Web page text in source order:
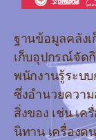
ฐานข้อมูลคลัง
เก็บอุปกรณ์จัด
พนักงานรู้ระบ
ซึ่งอำนวยควา
สิ่งของ เช่น เค
นิทาน เครื่องด